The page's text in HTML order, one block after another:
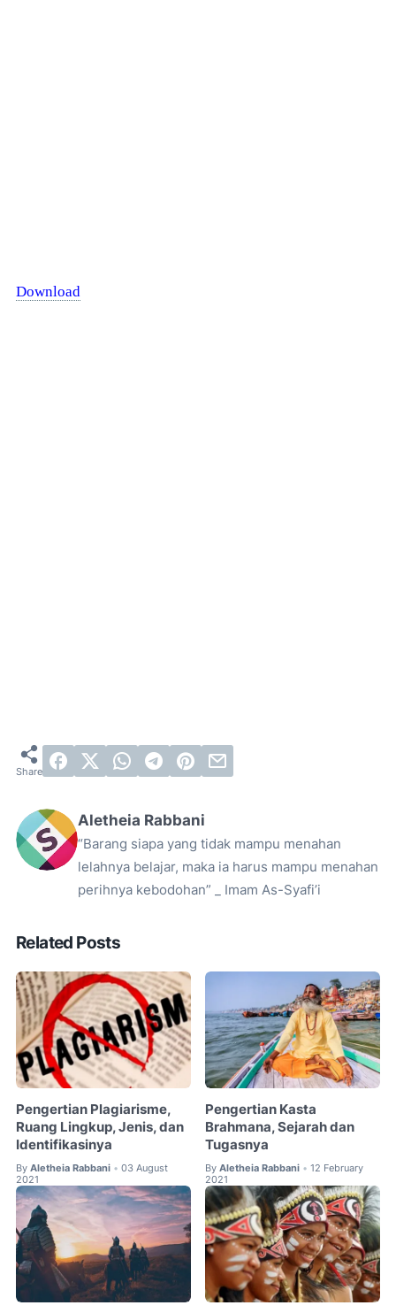
Download
Aletheia Rabbani
“Barang siapa yang tidak mampu menahan
lelahnya belajar, maka ia harus mampu menahan
perihnya kebodohan” _ Imam As-Syafi’i
Related Posts
Pengertian Plagiarisme,
Ruang Lingkup, Jenis, dan
Identifikasinya
By Aletheia Rabbani • 03 August
2021
Pengertian Kasta
Brahmana, Sejarah dan
Tugasnya
By Aletheia Rabbani • 12 February
2021